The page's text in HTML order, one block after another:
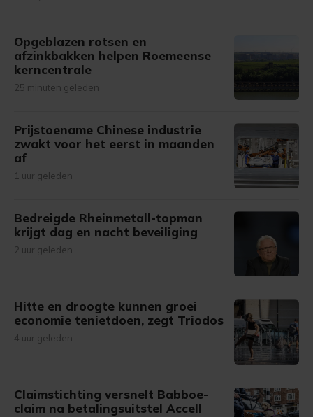
Opgeblazen rotsen en
afzinkbakken helpen Roemeense
kerncentrale
25 minuten geleden
Prijstoename Chinese industrie
zwakt voor het eerst in maanden
af
1 uur geleden
Bedreigde Rheinmetall-topman
krijgt dag en nacht beveiliging
2 uur geleden
Hitte en droogte kunnen groei
economie tenietdoen, zegt Triodos
4 uur geleden
Claimstichting versnelt Babboe-
claim na betalingsuitstel Accell